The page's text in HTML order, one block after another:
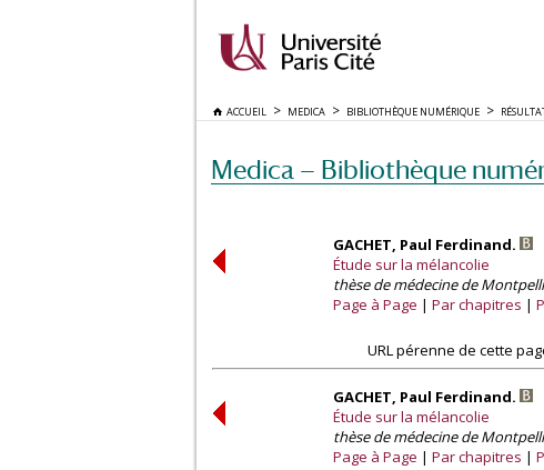
ACCUEIL MEDICA BIBLIOTHÈQUE NUMÉRIQUE
Medica — Bibliothèque
GACHET, Paul Ferdinand.
Étude sur la mélancolie
thèse de médecine de
Page à Page
Par chapitres
URL pérenne de cette
GACHET, Paul Ferdinand.
Étude sur la mélancolie
thèse de médecine de
Page à Page
Par chapitres